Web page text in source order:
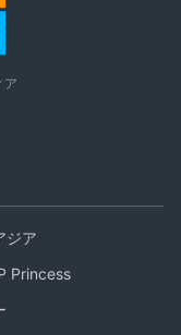
ア
ジア
Princess